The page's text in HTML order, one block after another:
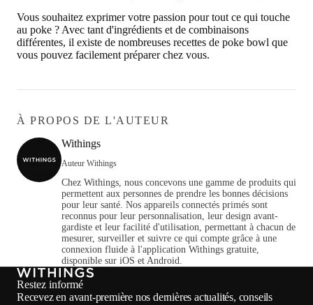
Vous souhaitez exprimer votre passion pour tout ce qui touche
au poke ? Avec tant d'ingrédients et de combinaisons
différentes, il existe de nombreuses recettes de poke bowl que
vous pouvez facilement préparer chez vous.
À PROPOS DE L'AUTEUR
Withings
Auteur Withings
Chez Withings, nous concevons une gamme de produits qui
permettent aux personnes de prendre les bonnes décisions
pour leur santé. Nos appareils connectés primés sont
reconnus pour leur personnalisation, leur design avant-
gardiste et leur facilité d'utilisation, permettant à chacun de
mesurer, surveiller et suivre ce qui compte grâce à une
connexion fluide à l'application Withings gratuite,
disponible sur iOS et Android.
Restez informé
Recevez en avant-première nos dernières actualités, conseils